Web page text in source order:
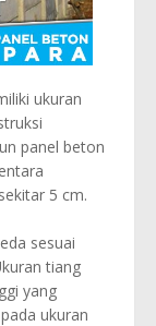
ukuran
panel beton
5 cm.
sesuai
tiang
yang
ukuran